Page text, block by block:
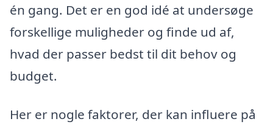
én gang. Det er en god idé at undersøge
forskellige muligheder og finde ud af,
hvad der passer bedst til dit behov og
budget.
Her er nogle faktorer, der kan influere på